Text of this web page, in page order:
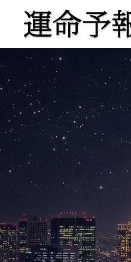
運命
運命予報占いとは
記事